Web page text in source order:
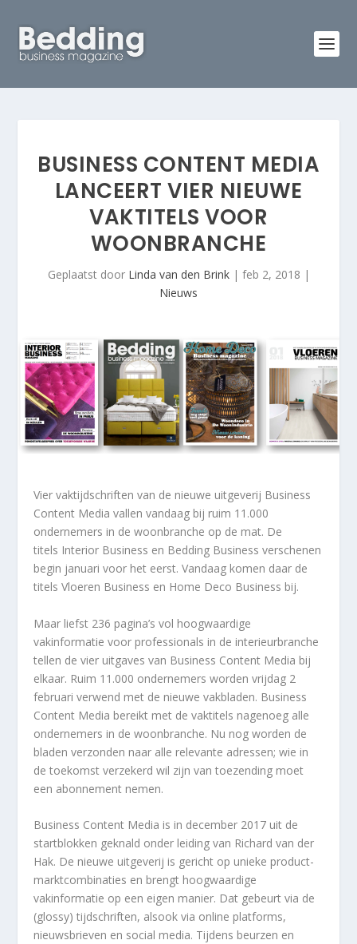
BUSINESS CONTENT MEDIA
LANCEERT VIER NIEUWE
VAKTITELS VOOR
WOONBRANCHE
Geplaatst door Linda van den Brink| feb 2, 2018 |
Nieuws
Vier vaktijdschriften van de nieuwe uitgeverij Business
Content Media vallen vandaag bij ruim 11.000
ondernemers in de woonbranche op de mat. De
titels Interior Business en Bedding Businessverschenen
begin januari voor het eerst. Vandaag komen daar de
titelsVloeren Business en Home Deco Business bij.
Maar liefst 236 pagina’s vol hoogwaardige
vakinformatie voor professionals in de interieurbranche
tellen de vier uitgaves van Business Content Media bij
elkaar. Ruim 11.000 ondernemers worden vrijdag 2
februari verwend met de nieuwe vakbladen. Business
Content Media bereikt met de vaktitels nagenoeg alle
ondernemers in de woonbranche. Nu nog worden de
bladen verzonden naar alle relevante adressen; wie in
de toekomst verzekerd wil zijn van toezending moet
een abonnement nemen.
Business Content Media is in december 2017 uit de
startblokken geknald onder leiding van Richard van der
Hak. De nieuwe uitgeverij is gericht op unieke product-
marktcombinaties en brengt hoogwaardige
vakinformatie op een eigen manier. Dat gebeurt via de
(glossy) tijdschriften, alsook via online platforms,
nieuwsbrieven en social media. Tijdens beurzen en